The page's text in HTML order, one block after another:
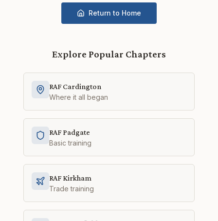
Return to Home
Explore Popular Chapters
RAF Cardington
Where it all began
RAF Padgate
Basic training
RAF Kirkham
Trade training